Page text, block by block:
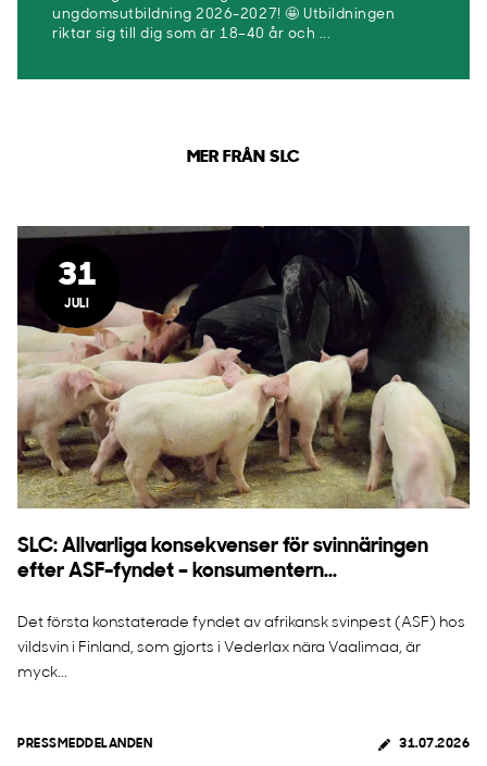
ungdomsutbildning 2026-2027! 🤩 Utbildningen
riktar sig till dig som är 18–40 år och ...
MER FRÅN SLC
31
JULI
SLC: Allvarliga konsekvenser för svinnäringen
efter ASF-fyndet – konsumentern...
Det första konstaterade fyndet av afrikansk svinpest (ASF) hos
vildsvin i Finland, som gjorts i Vederlax nära Vaalimaa, är
myck...
PRESSMEDDELANDEN 31.07.2026